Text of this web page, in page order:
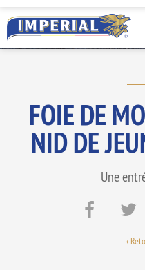
FOIE DE
NID DE
Une
‹